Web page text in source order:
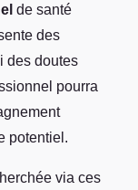
de santé
des
des doutes
pourra
potentiel.
via ces